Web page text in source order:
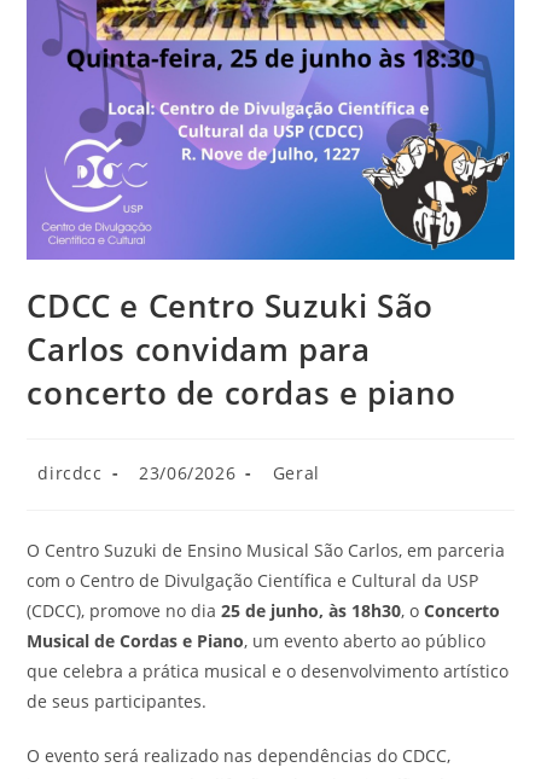
CDCC e Centro Suzuki São
Carlos convidam para
concerto de cordas e piano
dircdcc 23/06/2026 Geral
O Centro Suzuki de Ensino Musical São Carlos, em parceria
com o Centro de Divulgação Científica e Cultural da USP
(CDCC), promove no dia25 de junho, às 18h30, oConcerto
Musical de Cordas e Piano, um evento aberto ao público
que celebra a prática musical e o desenvolvimento artístico
de seus participantes.
O evento será realizado nas dependências do CDCC,